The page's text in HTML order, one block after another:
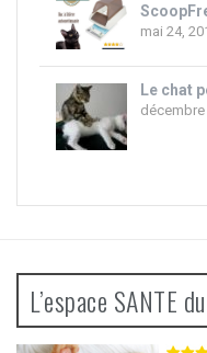
mai 24,
Le chat
décembre
L’espace SANTE